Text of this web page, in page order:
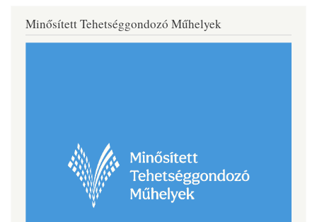
Minősített Tehetséggondozó Műhelyek